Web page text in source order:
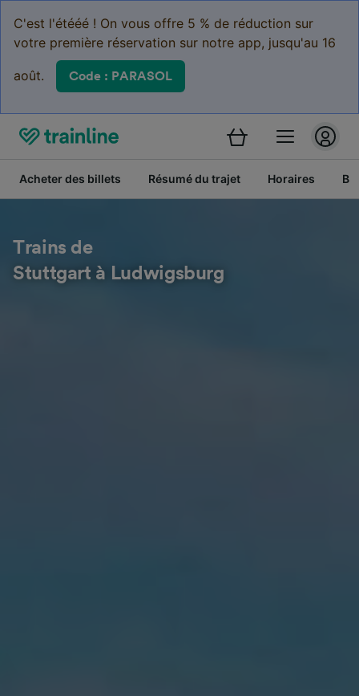
C'est l'étééé ! On vous offre 5 % de réduction sur
votre première réservation sur notre app, jusqu'au 16
août. Code : PARASOL
Acheter des billets Résumé du trajet Horaires
Trains de
Stuttgart à Ludwigsburg